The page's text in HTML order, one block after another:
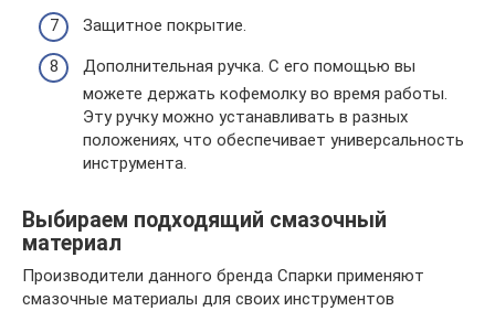
Защитное покрытие.
Дополнительная ручка. С его помощью вы
можете держать кофемолку во время работы.
Эту ручку можно устанавливать в разных
положениях, что обеспечивает универсальность
инструмента.
Выбираем подходящий смазочный
материал
Производители данного бренда Спарки применяют
смазочные материалы для своих инструментов